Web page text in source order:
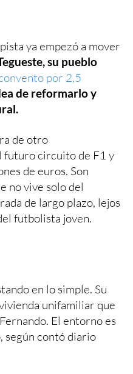
ya empezó a mover
su pueblo
por 2,5
de reformarlo y
de otro
futuro circuito de F1 y
de euros. Son
no vive solo del
de largo plazo, lejos
futbolista joven.
en lo simple. Su
unifamiliar que
El entorno es
según contó diario